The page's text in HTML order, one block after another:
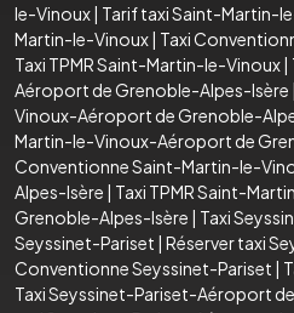
le-Vinoux| Tarif taxi Saint-Martin-
Martin-le-Vinoux| Taxi
Taxi TPMR Saint-Martin-le-Vinoux|
Aéroport de Grenoble-Alpes-Isère |
Vinoux-Aéroport de Grenoble-
Martin-le-Vinoux-Aéroport de
Conventionne Saint-Martin-le-
Alpes-Isère | Taxi TPMR Saint-
Grenoble-Alpes-Isère | Taxi
Seyssinet-Pariset | Réserver taxi
Conventionne Seyssinet-Pariset |
Taxi Seyssinet-Pariset-Aéroport